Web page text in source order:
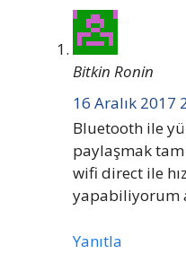
Bitkin Ronin
16 Aralık 2017
Bluetooth ile
paylaşmak
wifi direct ile
yapabiliyorum
Yanıtla